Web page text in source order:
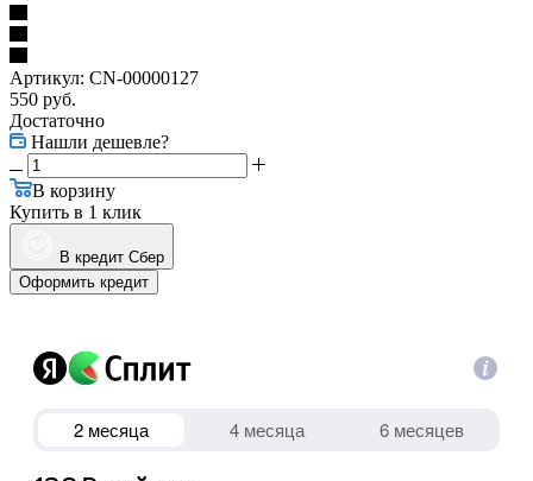
Артикул: CN-00000127
550 руб.
Достаточно
Нашли дешевле?
В корзину
Купить в 1 клик
В кредит Сбер
Оформить кредит